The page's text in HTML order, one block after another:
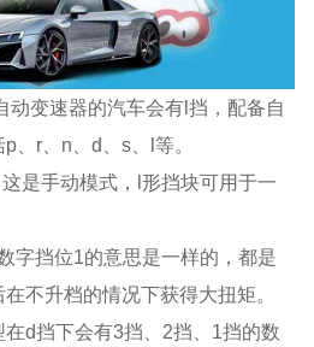
动变速器的汽车会有l挡，配备自
、r、n、d、s、l等。
是手动模式，l形挡块可用于一
字挡位1的意思是一样的，都是
不升档的情况下获得大扭矩。
d挡下会有3挡、2挡、1挡的数